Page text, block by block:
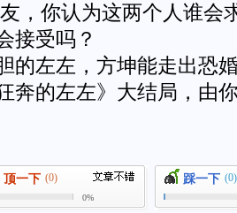
你认为这两个人谁
接受吗？
左左，方坤能走出
奔的左左》大结局，由
顶一下 (0)
0%
踩一下 (0)